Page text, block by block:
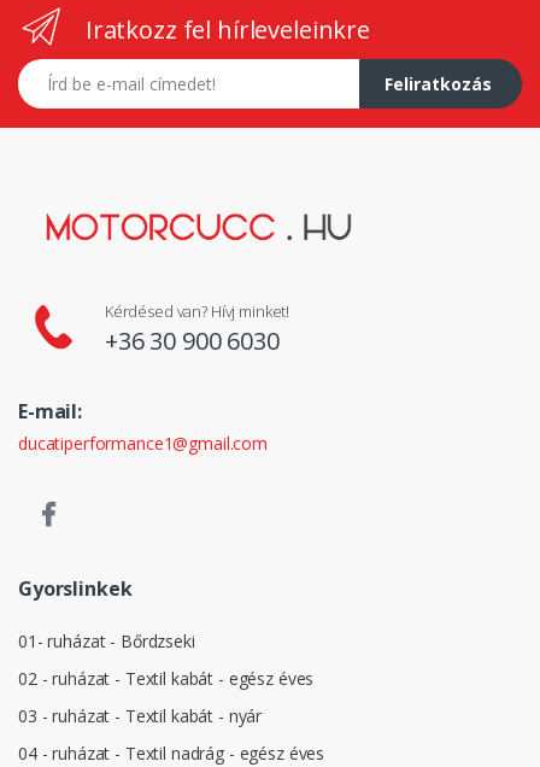
Iratkozz fel hírleveleinkre
E-mail címed
Feliratkozás
Kérdésed van? Hívj minket!
+36 30 900 6030
E-mail:
ducatiperformance1@gmail.com
Gyorslinkek
01- ruházat - Bőrdzseki
02 - ruházat - Textil kabát - egész éves
03 - ruházat - Textil kabát - nyár
04 - ruházat - Textil nadrág - egész éves